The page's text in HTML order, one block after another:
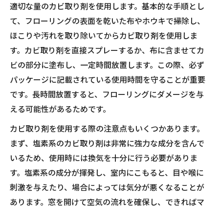
適切な量のカビ取り剤を使用します。基本的な手順とし
て、フローリングの表面を乾いた布やホウキで掃除し、
ほこりや汚れを取り除いてからカビ取り剤を使用しま
す。カビ取り剤を直接スプレーするか、布に含ませてカ
ビの部分に塗布し、一定時間放置します。この際、必ず
パッケージに記載されている使用時間を守ることが重要
です。長時間放置すると、フローリングにダメージを与
える可能性があるためです。
カビ取り剤を使用する際の注意点もいくつかあります。
まず、塩素系のカビ取り剤は非常に強力な成分を含んで
いるため、使用時には換気を十分に行う必要がありま
す。塩素系の成分が揮発し、室内にこもると、目や喉に
刺激を与えたり、場合によっては気分が悪くなることが
あります。窓を開けて空気の流れを確保し、できればマ